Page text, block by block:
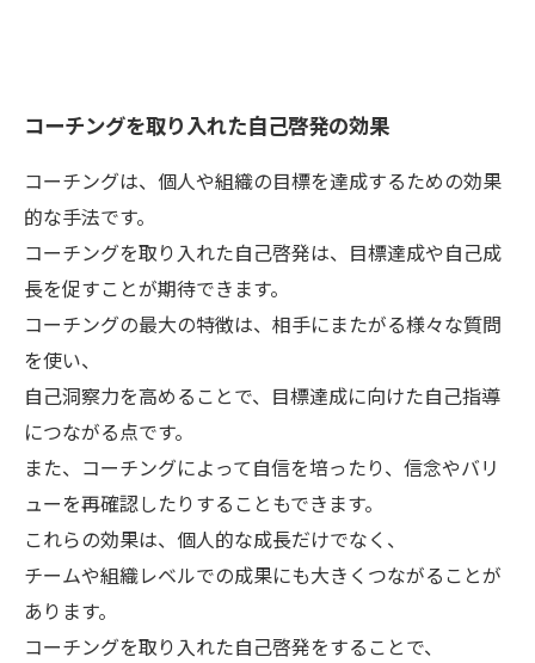
コーチングを取り入れた自己啓発の効果
コーチングは、個人や組織の目標を達成するための効果
的な手法です。
コーチングを取り入れた自己啓発は、目標達成や自己成
長を促すことが期待できます。
コーチングの最大の特徴は、相手にまたがる様々な質問
を使い、
自己洞察力を高めることで、目標達成に向けた自己指導
につながる点です。
また、コーチングによって自信を培ったり、信念やバリ
ューを再確認したりすることもできます。
これらの効果は、個人的な成長だけでなく、
チームや組織レベルでの成果にも大きくつながることが
あります。
コーチングを取り入れた自己啓発をすることで、